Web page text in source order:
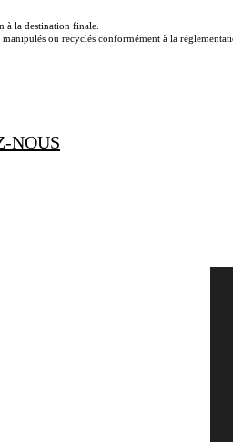
à la destination finale.
ou recyclés conformément à la
NOUS